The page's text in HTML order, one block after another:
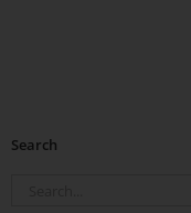
Search